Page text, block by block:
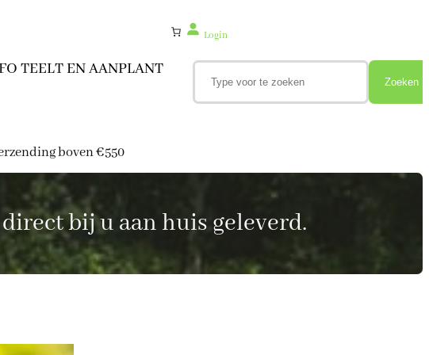
TEELT EN AANPLANT
Login
Zoeken
boven €550
bij u aan huis geleverd.